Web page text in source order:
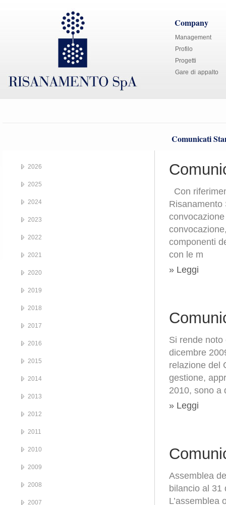
Company
Management
Profilo
Progetti
Gare di appalto
Comunicati
Con
Risanamento
componenti
con le m
» Leggi
Si rende
dicembre
relazione del
gestione,
2010, sono a
» Leggi
Assemblea
bilancio al 31
L’assemblea
2026
2025
2024
2023
2022
2021
2020
2019
2018
2017
2016
2015
2014
2013
2012
2011
2010
2009
2008
2007